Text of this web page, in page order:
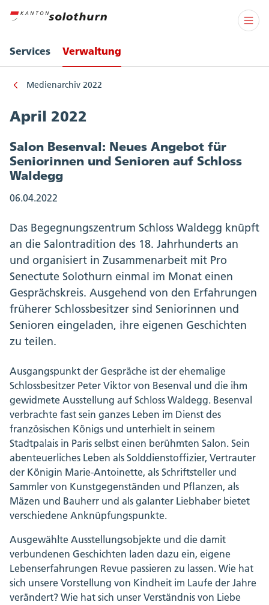
Services Verwaltung
Medienarchiv 2022
April 2022
Salon Besenval: Neues Angebot für
Seniorinnen und Senioren auf Schloss
Waldegg
06.04.2022
Das Begegnungszentrum Schloss Waldegg knüpft
an die Salontradition des 18. Jahrhunderts an
und organisiert in Zusammenarbeit mit Pro
Senectute Solothurn einmal im Monat einen
Gesprächskreis. Ausgehend von den Erfahrungen
früherer Schlossbesitzer sind Seniorinnen und
Senioren eingeladen, ihre eigenen Geschichten
zu teilen.
Ausgangspunkt der Gespräche ist der ehemalige
Schlossbesitzer Peter Viktor von Besenval und die ihm
gewidmete Ausstellung auf Schloss Waldegg. Besenval
verbrachte fast sein ganzes Leben im Dienst des
französischen Königs und unterhielt in seinem
Stadtpalais in Paris selbst einen berühmten Salon. Sein
abenteuerliches Leben als Solddienstoffizier, Vertrauter
der Königin Marie-Antoinette, als Schriftsteller und
Sammler von Kunstgegenständen und Pflanzen, als
Mäzen und Bauherr und als galanter Liebhaber bietet
verschiedene Anknüpfungspunkte.
Ausgewählte Ausstellungsobjekte und die damit
verbundenen Geschichten laden dazu ein, eigene
Lebenserfahrungen Revue passieren zu lassen. Wie hat
sich unsere Vorstellung von Kindheit im Laufe der Jahre
verändert? Wie hat sich unser Verständnis von Liebe